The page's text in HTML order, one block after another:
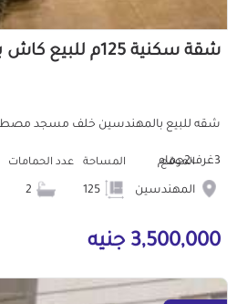
شقة سكنية 125م للبيع كاش بالمهندسين الجيزة
3غرف2حمام الموقع
المهندسين
المساحة عدد الحمامات
3,500,000 جنيه